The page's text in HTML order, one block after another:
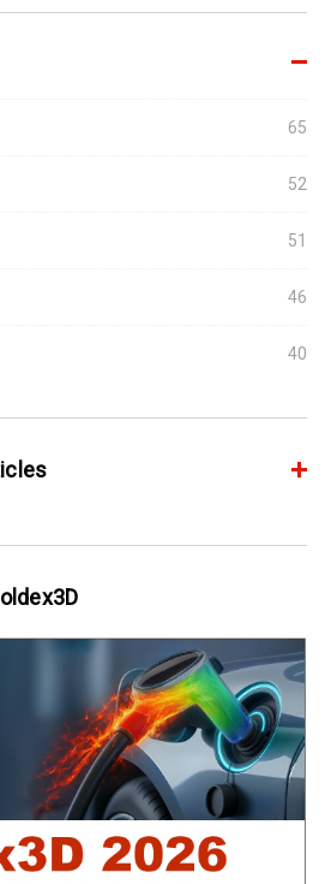
65
52
51
46
40
ツメーカーFaurecia社の製品設計最
により実現
ステム成形開発のデザイン検証および
実現